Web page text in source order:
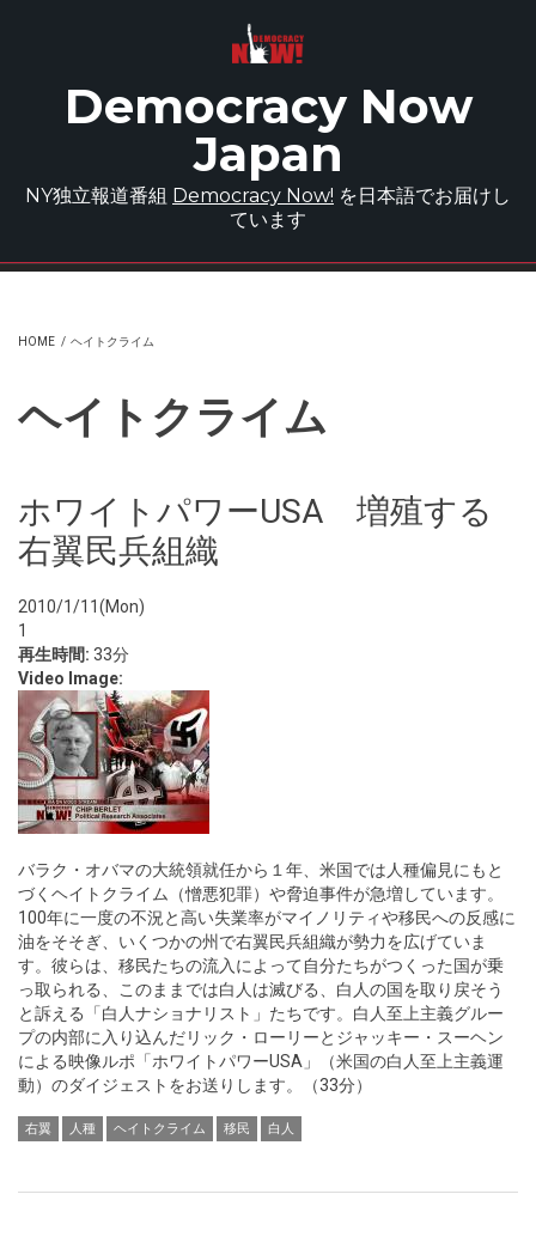
Democracy Now
Japan
NY独立報道番組 Democracy Now! を日本語でお届けし
ています
HOME / ヘイトクライム
ヘイトクライム
ホワイトパワーUSA 増殖する
右翼民兵組織
2010/1/11(Mon)
1
再生時間: 33分
Video Image:
バラク・オバマの大統領就任から１年、米国では人種偏見にもと
づくヘイトクライム（憎悪犯罪）や脅迫事件が急増しています。
100年に一度の不況と高い失業率がマイノリティや移民への反感に
油をそそぎ、いくつかの州で右翼民兵組織が勢力を広げていま
す。彼らは、移民たちの流入によって自分たちがつくった国が乗
っ取られる、このままでは白人は滅びる、白人の国を取り戻そう
と訴える「白人ナショナリスト」たちです。白人至上主義グルー
プの内部に入り込んだリック・ローリーとジャッキー・スーヘン
による映像ルポ「ホワイトパワーUSA」（米国の白人至上主義運
動）のダイジェストをお送りします。（33分）
右翼 人種 ヘイトクライム 移民 白人